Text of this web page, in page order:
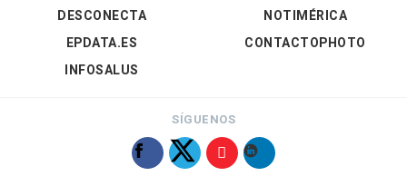
DESCONECTA
EPDATA.ES
INFOSALUS
NOTIMÉRICA
CONTACTOPHOTO
SÍGUENOS